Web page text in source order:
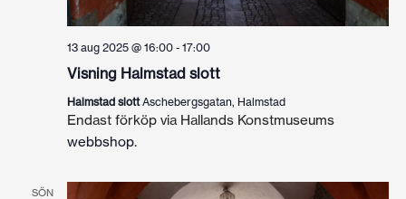
Visning Halmstad slott
13 aug 2025 @ 16:00- 17:00
Halmstad slottAschebergsgatan, Halmstad
Endast förköp via Hallands Konstmuseums
webbshop.
SÖN